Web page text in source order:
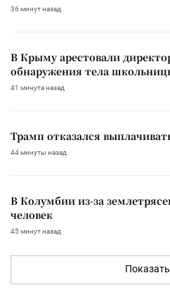
36 минут назад
В Крыму арестовали директора ДК
обнаружения тела
41 минута назад
Трамп отказался
44 минуты назад
В Колумбии из-за
человек
45 минут назад